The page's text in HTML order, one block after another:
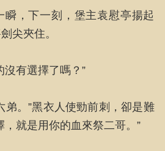
瞬，下一刻，堡主袁慰亭揚起
尖夾住。
沒有選擇了嗎？”
弟。”黑衣人使勁前刺，卻是難
，就是用你的血來祭二哥。”